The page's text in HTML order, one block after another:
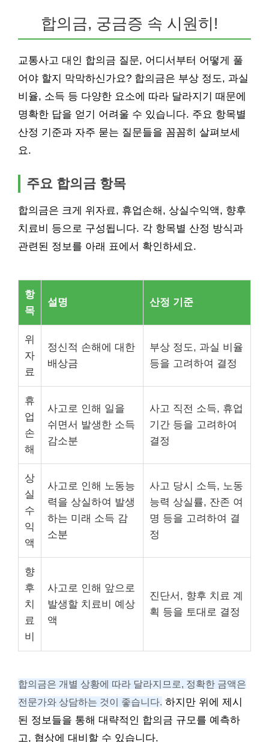
합의금, 궁금증 속 시원히!
교통사고 대인 합의금 질문, 어디서부터 어떻게 풀
어야 할지 막막하신가요? 합의금은 부상 정도, 과실
비율, 소득 등 다양한 요소에 따라 달라지기 때문에
명확한 답을 얻기 어려울 수 있습니다. 주요 항목별
산정 기준과 자주 묻는 질문들을 꼼꼼히 살펴보세
요.
주요 합의금 항목
합의금은 크게 위자료, 휴업손해, 상실수익액, 향후
치료비 등으로 구성됩니다. 각 항목별 산정 방식과
관련된 정보를 아래 표에서 확인하세요.
항
목
설명 산정 기준
위
자
료
정신적 손해에 대한
배상금
부상 정도, 과실 비율
등을 고려하여 결정
휴
업
손
해
사고로 인해 일을
쉬면서 발생한 소득
감소분
사고 직전 소득, 휴업
기간 등을 고려하여
결정
상
실
수
익
액
사고로 인해 노동능
력을 상실하여 발생
하는 미래 소득 감
소분
사고 당시 소득, 노동
능력 상실률, 잔존 여
명 등을 고려하여 결
정
향
후
치
료
비
사고로 인해 앞으로
발생할 치료비 예상
액
진단서, 향후 치료 계
획 등을 토대로 결정
합의금은 개별 상황에 따라 달라지므로, 정확한 금액은
전문가와 상담하는 것이 좋습니다. 하지만 위에 제시
된 정보들을 통해 대략적인 합의금 규모를 예측하
고, 협상에 대비할 수 있습니다.